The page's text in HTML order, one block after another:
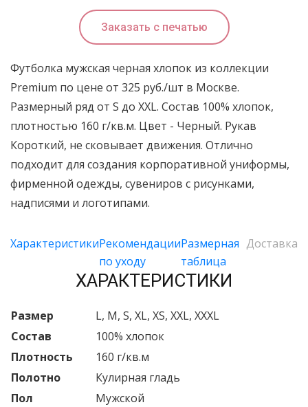
Заказать с печатью
Футболка мужская черная хлопок из коллекции
Premium по цене от 325 руб./шт в Москве.
Размерный ряд от S до XXL. Состав 100% хлопок,
плотностью 160 г/кв.м. Цвет - Черный. Рукав
Короткий, не сковывает движения. Отлично
подходит для создания корпоративной униформы,
фирменной одежды, сувениров с рисунками,
надписями и логотипами.
ХарактеристикиРекомендации
по уходу
Доставка
Размерная
таблица
ХАРАКТЕРИСТИКИ
Размер
L, M, S, XL, XS, XXL, XXXL
Состав
100% хлопок
Плотность
160 г/кв.м
Полотно
Кулирная гладь
Пол
Мужской